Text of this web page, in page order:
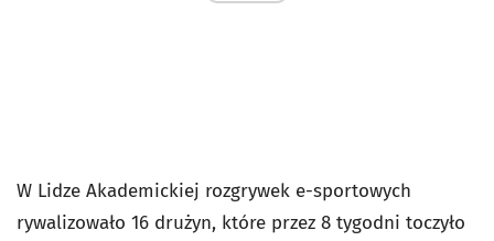
W Lidze Akademickiej rozgrywek e-sportowych
rywalizowało 16 drużyn, które przez 8 tygodni toczyło